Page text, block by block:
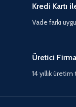
Kredi Kartı
Vade farkı
Üretici Firma
14 yıllık